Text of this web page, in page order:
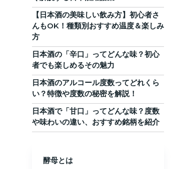
【日本酒の美味しい飲み方】初心者さ
んもOK！種類別おすすめ温度＆楽しみ
方
日本酒の「辛口」ってどんな味？初心
者でも楽しめるその魅力
日本酒のアルコール度数ってどれくら
い？特徴や度数の秘密を解説！
日本酒で「甘口」ってどんな味？度数
や味わいの違い、おすすめ銘柄を紹介
酵母とは